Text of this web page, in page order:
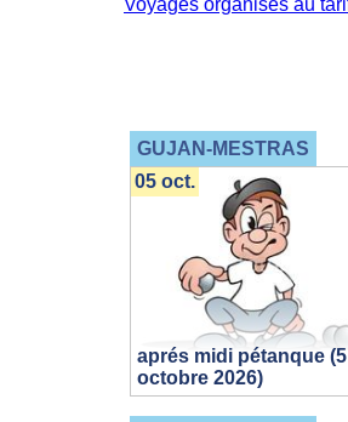
GUJAN-MESTRAS
aprés midi pétanque (5
octobre 2026)
05 oct.